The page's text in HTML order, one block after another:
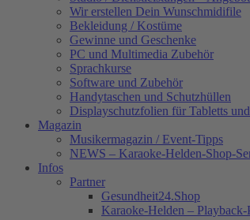
Wir erstellen Dein Wunschmidifile
Bekleidung / Kostüme
Gewinne und Geschenke
PC und Multimedia Zubehör
Sprachkurse
Software und Zubehör
Handytaschen und Schutzhüllen
Displayschutzfolien für Tabletts
Magazin
Musikermagazin / Event-Tipps
NEWS – Karaoke-Helden-Shop-
Infos
Partner
Gesundheit24.Shop
Karaoke-Helden – Playback-